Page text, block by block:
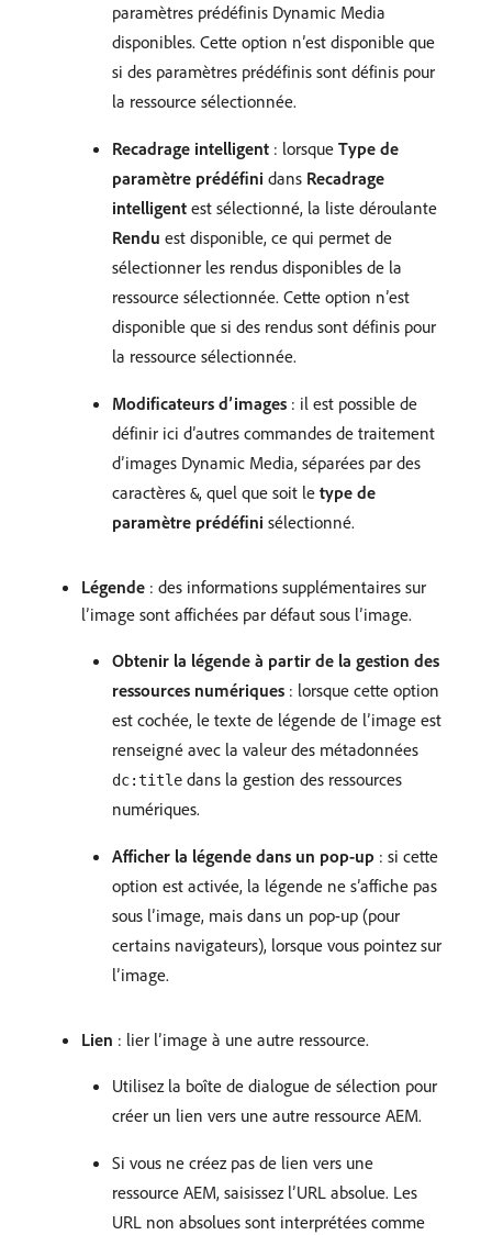
paramètres prédéfinis Dynamic Media
disponibles. Cette option n’est disponible que
si des paramètres prédéfinis sont définis pour
la ressource sélectionnée.
Recadrage intelligent : lorsque Type de
paramètre prédéfini dans Recadrage
intelligent est sélectionné, la liste déroulante
Rendu est disponible, ce qui permet de
sélectionner les rendus disponibles de la
ressource sélectionnée. Cette option n’est
disponible que si des rendus sont définis pour
la ressource sélectionnée.
Modificateurs d’images : il est possible de
définir ici d’autres commandes de traitement
d’images Dynamic Media, séparées par des
caractères &, quel que soit le type de
paramètre prédéfini sélectionné.
Légende : des informations supplémentaires sur
l’image sont affichées par défaut sous l’image.
Obtenir la légende à partir de la gestion des
ressources numériques : lorsque cette option
est cochée, le texte de légende de l’image est
renseigné avec la valeur des métadonnées
dc:title dans la gestion des ressources
numériques.
Afficher la légende dans un pop-up : si cette
option est activée, la légende ne s’affiche pas
sous l’image, mais dans un pop-up (pour
certains navigateurs), lorsque vous pointez sur
l’image.
Lien : lier l’image à une autre ressource.
Utilisez la boîte de dialogue de sélection pour
créer un lien vers une autre ressource AEM.
Si vous ne créez pas de lien vers une
ressource AEM, saisissez l’URL absolue. Les
URL non absolues sont interprétées comme